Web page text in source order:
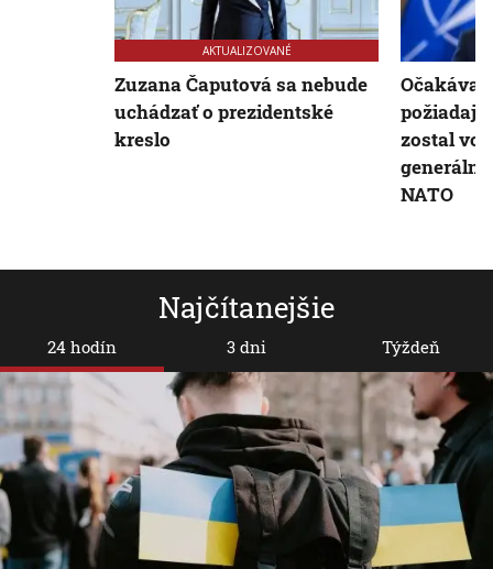
Najčítanejšie
24 hodín 3 dni Týždeň
AKTUALIZOVANÉ
Zuzana Čaputová sa nebude
uchádzať o prezidentské
kreslo
Očakáva
zostal vo
NATO